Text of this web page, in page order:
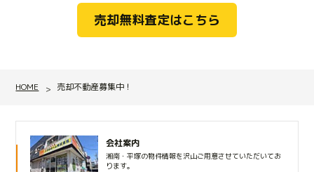
売却無料査定はこちら
HOME 売却不動産募集中！
会社案内
湘南・平塚の物件情報を沢山ご用意させていただいてお
ります。